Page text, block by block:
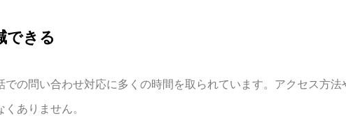
できる
の問い合わせ対応に多くの時間を取られています。アクセス方
ありません。